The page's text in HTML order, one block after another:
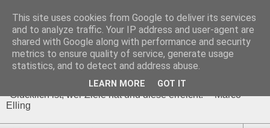
Ziele sicher erreichen!
"Glücklich ist, wer Ziele hat und diese erreicht." - Marco
Elling
This site uses cookies from Google to deliver its services
and to analyze traffic. Your IP address and user-agent are
shared with Google along with performance and security
metrics to ensure quality of service, generate usage
statistics, and to detect and address abuse.
LEARN MORE GOT IT